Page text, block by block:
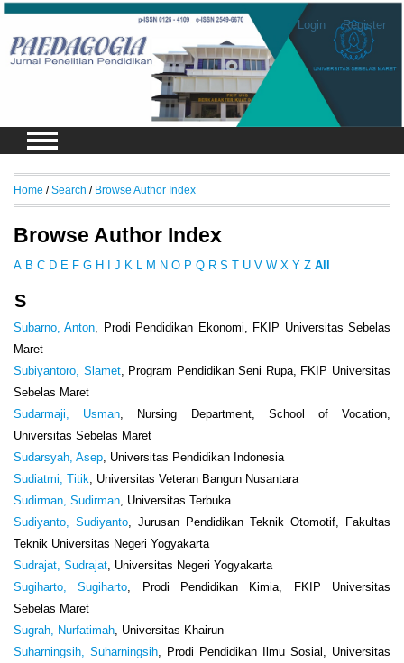
Login Register
Home /Search / Browse Author Index
Browse Author Index
A B C D E F G H J K M N O P Q R S T U V W X Y Z All
S
Subarno, Anton, Prodi Pendidikan Ekonomi, FKIP Universitas Sebelas
Maret
Subiyantoro, Slamet, Program Pendidikan Seni Rupa, FKIP Universitas
Sebelas Maret
Sudarmaji, Usman, Nursing Department, School of Vocation,
Universitas Sebelas Maret
Sudarsyah, Asep, Universitas Pendidikan Indonesia
Sudiatmi, Titik, Universitas Veteran Bangun Nusantara
Sudirman, Sudirman, Universitas Terbuka
Sudiyanto, Sudiyanto, Jurusan Pendidikan Teknik Otomotif, Fakultas
Teknik Universitas Negeri Yogyakarta
Sudrajat, Sudrajat, Universitas Negeri Yogyakarta
Sugiharto, Sugiharto, Prodi Pendidikan Kimia, FKIP Universitas
Sebelas Maret
Sugrah, Nurfatimah, Universitas Khairun
Suharningsih, Suharningsih, Prodi Pendidikan Ilmu Sosial, Universitas